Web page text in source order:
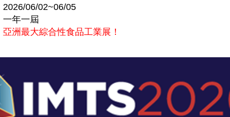
2026/06/02~06/05
一年一屆
亞洲最大綜合性食品工業展！